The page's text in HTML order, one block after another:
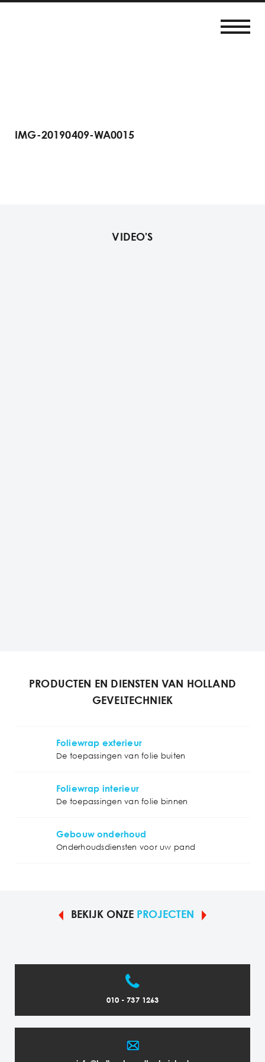
IMG-20190409-WA0015
VIDEO'S
PRODUCTEN EN DIENSTEN VAN HOLLAND
GEVELTECHNIEK
Foliewrap exterieur
De toepassingen van folie buiten
Foliewrap interieur
De toepassingen van folie binnen
Gebouw onderhoud
Onderhoudsdiensten voor uw pand
BEKIJK ONZE PROJECTEN
010 - 737 1263